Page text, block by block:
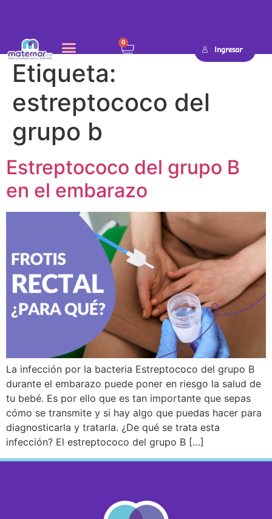
0
Ingresar
Etiqueta:
estreptococo del
grupo b
Estreptococo del grupo B
en el embarazo
La infección por la bacteria Estreptococo del grupo B
durante el embarazo puede poner en riesgo la salud de
tu bebé. Es por ello que es tan importante que sepas
cómo se transmite y si hay algo que puedas hacer para
diagnosticarla y tratarla. ¿De qué se trata esta
infección? El estreptococo del grupo B […]